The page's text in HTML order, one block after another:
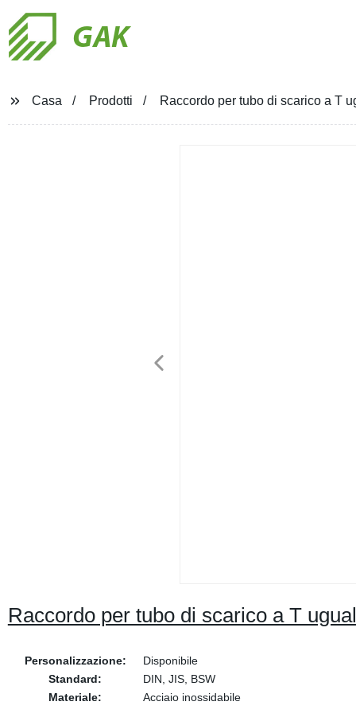
GAK
Casa Prodotti Raccordo per tubo di scarico a T
Raccordo per tubo di scarico a T
Personalizzazione:
Disponibile
Standard:
DIN, JIS, BSW
Materiale:
Acciaio inossidabile